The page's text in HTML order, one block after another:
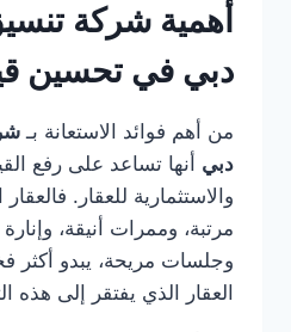
أهمية شركة
دبي في تحسين
من أهم فوائد الاستعانة بـ
دبي أنها تساعد على رفع
والاستثمارية للعقار.
مرتبة، وممرات أنيقة،
وجلسات مريحة، يبدو أكثر
العقار الذي يفتقر إلى هذه